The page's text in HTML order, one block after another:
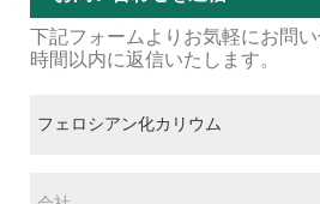
下記フォームよりお気軽にお問
時間以内に返信いたします。